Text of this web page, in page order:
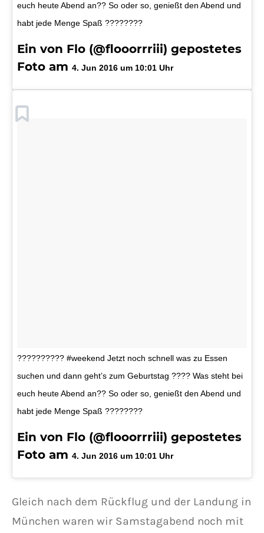
euch heute Abend an?? So oder so, genießt den Abend und
habt jede Menge Spaß ????????
Ein von Flo (@flooorrriii) gepostetes
Foto am 4. Jun 2016 um 10:01 Uhr
?????????? #weekend Jetzt noch schnell was zu Essen
suchen und dann geht’s zum Geburtstag ???? Was steht bei
euch heute Abend an?? So oder so, genießt den Abend und
habt jede Menge Spaß ????????
Ein von Flo (@flooorrriii) gepostetes
Foto am 4. Jun 2016 um 10:01 Uhr
Gleich nach dem Rückflug und der Landung in
München waren wir Samstagabend noch mit